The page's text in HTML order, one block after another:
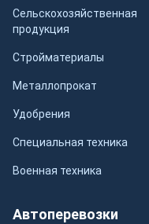
Сельскохозяйственная
продукция
Стройматериалы
Металлопрокат
Удобрения
Специальная техника
Военная техника
Автоперевозки